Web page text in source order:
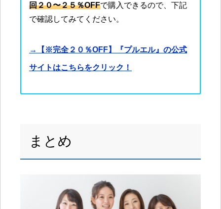
回２０〜２５％OFFで購入できるので、下記
で確認してみてください。
→【※完全２０％OFF】『プルエル』の公式
サイトはこちらをクリック！
まとめ